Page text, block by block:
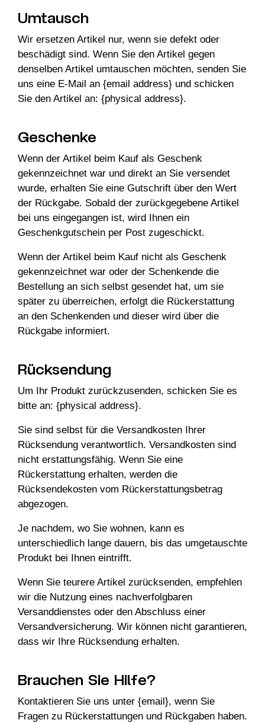
Umtausch
Wir ersetzen Artikel nur, wenn sie defekt oder
beschädigt sind. Wenn Sie den Artikel gegen
denselben Artikel umtauschen möchten, senden Sie
uns eine E-Mail an {email address} und schicken
Sie den Artikel an: {physical address}.
Geschenke
Wenn der Artikel beim Kauf als Geschenk
gekennzeichnet war und direkt an Sie versendet
wurde, erhalten Sie eine Gutschrift über den Wert
der Rückgabe. Sobald der zurückgegebene Artikel
bei uns eingegangen ist, wird Ihnen ein
Geschenkgutschein per Post zugeschickt.
Wenn der Artikel beim Kauf nicht als Geschenk
gekennzeichnet war oder der Schenkende die
Bestellung an sich selbst gesendet hat, um sie
später zu überreichen, erfolgt die Rückerstattung
an den Schenkenden und dieser wird über die
Rückgabe informiert.
Rücksendung
Um Ihr Produkt zurückzusenden, schicken Sie es
bitte an: {physical address}.
Sie sind selbst für die Versandkosten Ihrer
Rücksendung verantwortlich. Versandkosten sind
nicht erstattungsfähig. Wenn Sie eine
Rückerstattung erhalten, werden die
Rücksendekosten vom Rückerstattungsbetrag
abgezogen.
Je nachdem, wo Sie wohnen, kann es
unterschiedlich lange dauern, bis das umgetauschte
Produkt bei Ihnen eintrifft.
Wenn Sie teurere Artikel zurücksenden, empfehlen
wir die Nutzung eines nachverfolgbaren
Versanddienstes oder den Abschluss einer
Versandversicherung. Wir können nicht garantieren,
dass wir Ihre Rücksendung erhalten.
Brauchen Sie Hilfe?
Kontaktieren Sie uns unter {email}, wenn Sie
Fragen zu Rückerstattungen und Rückgaben haben.